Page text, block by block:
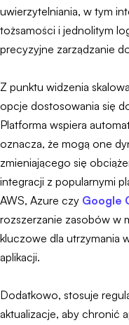
uwierzytelniania, w tym
tożsamości i jednolitym
precyzyjne zarządzanie
Z punktu widzenia
opcje dostosowania się
Platforma wspiera
oznacza, że mogą one
zmieniającego się
integracji z popularnymi
AWS, Azure czy Google
rozszerzanie zasobów w
kluczowe dla utrzymania
aplikacji.
Dodatkowo, stosuje
aktualizacje, aby chronić